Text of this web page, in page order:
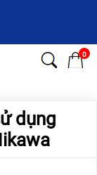
0
dụng